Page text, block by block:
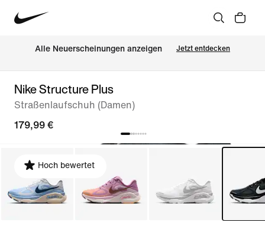
Alle Neuerscheinungen anzeigen Jetzt entdecken
Nike Structure Plus
Straßenlaufschuh (Damen)
179,99 €
Hoch bewertet